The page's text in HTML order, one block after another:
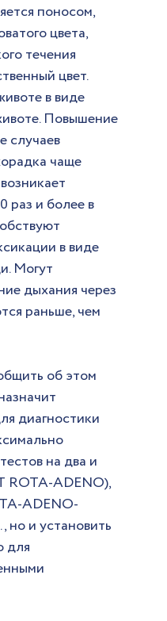
поносом,
цвета,
течения
цвет.
в виде
Повышение
случаев
чаще
раз и более в
в виде
Могут
дыхания через
раньше, чем
об этом
диагностики
на два и
ROTA-ADENO),
ADENO-
но и установить
для